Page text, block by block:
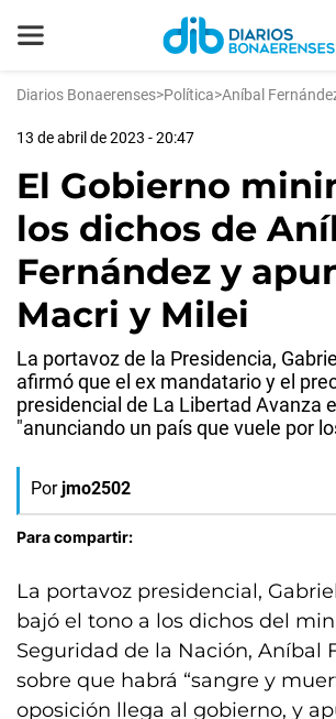
Diarios Bonaerenses>Política>Aníbal
13 de abril de 2023 - 20:47
El Gobierno
los dichos de
Fernández y
Macri y Milei
La portavoz de la Presidencia,
afirmó que el ex mandatario y el
presidencial de La Libertad Avanza
"anunciando un país que vuele por
Por jmo2502
Para compartir:
La portavoz presidencial,
bajó el tono a los dichos del
Seguridad de la Nación, Aníbal
sobre que habrá “sangre y
oposición llega al gobierno, y